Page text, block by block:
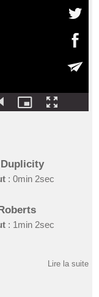
Duplicity
: 0min 2sec
: 1min 2sec
Lire la suite